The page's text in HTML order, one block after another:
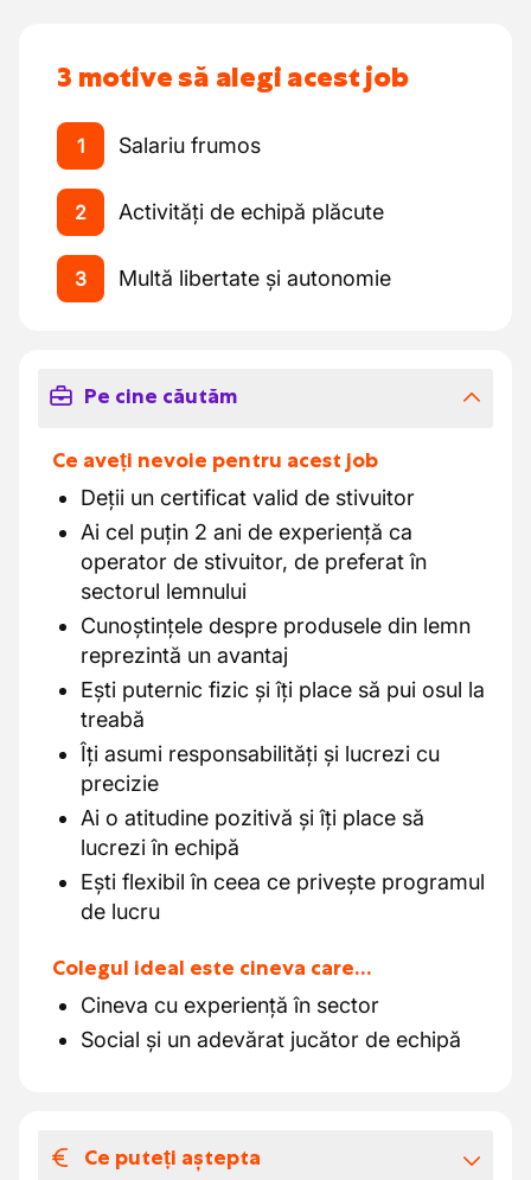
3 motive să alegi acest job
1 Salariu frumos
2 Activități de echipă plăcute
3 Multă libertate și autonomie
Pe cine căutăm
Ce aveți nevoie pentru acest job
Deții un certificat valid de stivuitor
Ai cel puțin 2 ani de experiență ca
operator de stivuitor, de preferat în
sectorul lemnului
Cunoștințele despre produsele din lemn
reprezintă un avantaj
Ești puternic fizic și îți place să pui osul la
treabă
Îți asumi responsabilități și lucrezi cu
precizie
Ai o atitudine pozitivă și îți place să
lucrezi în echipă
Ești flexibil în ceea ce privește programul
de lucru
Colegul ideal este cineva care…
Cineva cu experiență în sector
Social și un adevărat jucător de echipă
Ce puteți aștepta